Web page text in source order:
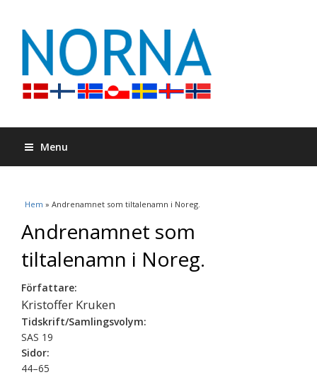
Menu
Du är här
Hem » Andrenamnet som tiltalenamn i Noreg.
Andrenamnet som
tiltalenamn i Noreg.
Författare:
Kristoffer Kruken
Tidskrift/Samlingsvolym:
SAS 19
Sidor:
44–65